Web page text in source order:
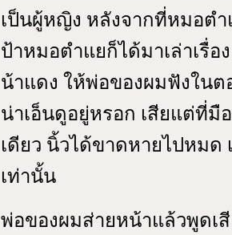
เป็นผู้หญิง หลังจากที่หมอต
ป้าหมอตำแยก็ได้มาเล่าเรื่
น้าแดง ให้พ่อของผมฟังในต
น่าเอ็นดูอยู่หรอก เสียแต่ที่มื
เดียว นิ้วได้ขาดหายไปหมด
เท่านั้น
พ่อของผมส่ายหน้าแล้วพูดเสี